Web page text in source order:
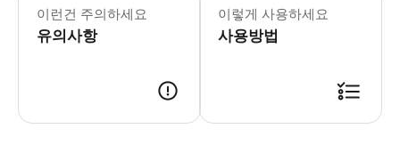
이런건 주의하세요
유의사항
이렇게 사용하세요
사용방법